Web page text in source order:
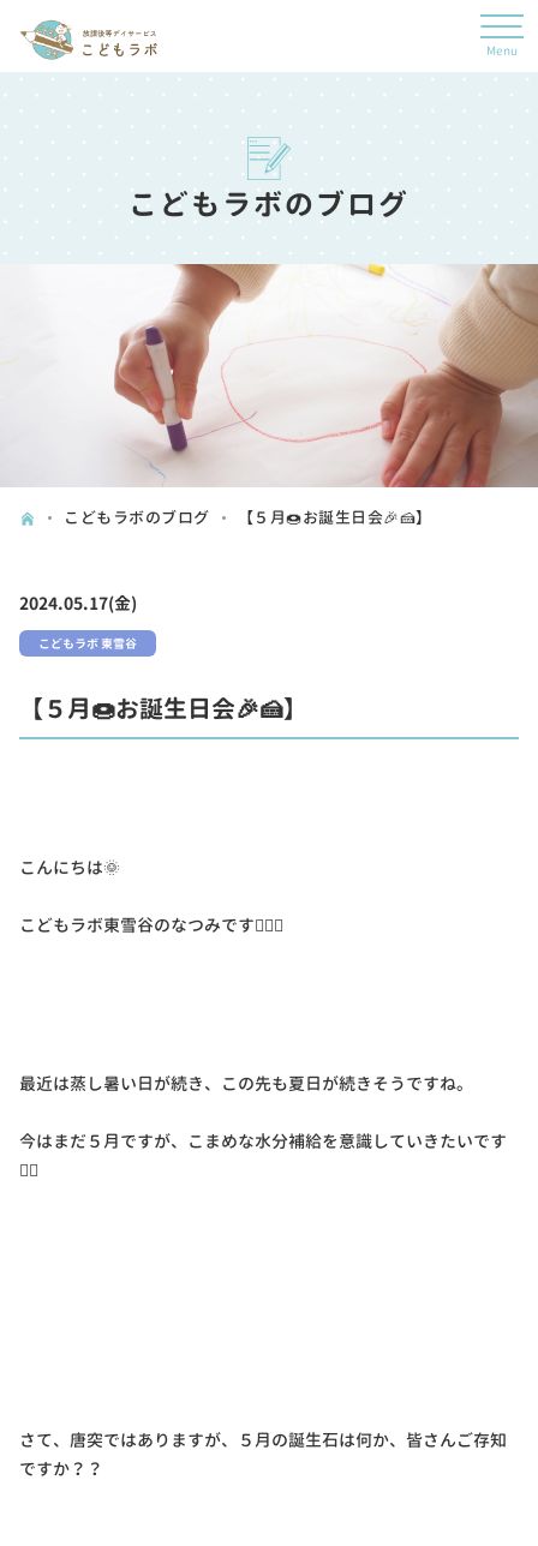
こどもラボのブログ
こどもラボのブログ 【５月🍩お誕生日会🎉🍰】
2024.05.17(金)
こどもラボ 東雪谷
【５月🍩お誕生日会🎉🍰】
こんにちは🌞
こどもラボ東雪谷のなつみです🙋🏻‍♀️
最近は蒸し暑い日が続き、この先も夏日が続きそうですね。
今はまだ５月ですが、こまめな水分補給を意識していきたいです
👍🏻
さて、唐突ではありますが、５月の誕生石は何か、皆さんご存知
ですか？？